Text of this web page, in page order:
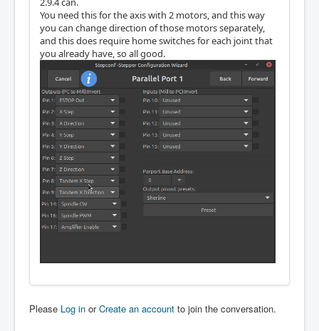
You need this for the axis with 2 motors, and this way
you can change direction of those motors separately,
and this does require home switches for each joint that
you already have, so all good.
Please Log in orCreate an account to join the conversation.